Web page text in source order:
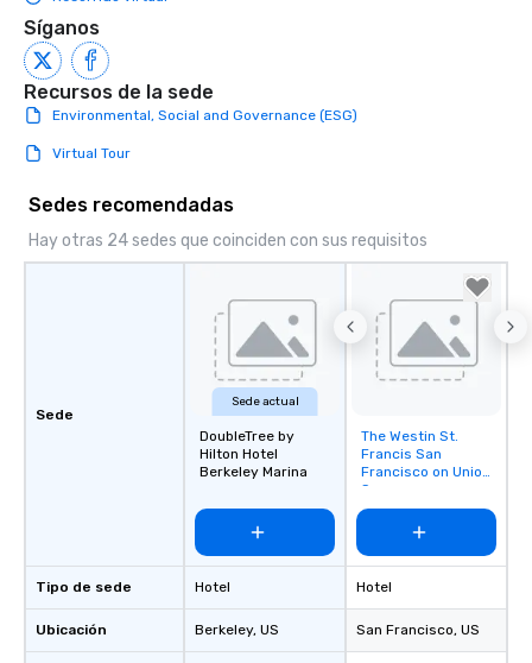
Síganos
Recursos de la sede
Environmental, Social and Governance (ESG)
Virtual Tour
Sedes recomendadas
Hay otras 24 sedes que coinciden con sus requisitos
Sede
Tipo de sede
Ubicación
Sede actual
DoubleTree by
Hilton Hotel
Berkeley Marina
Hotel
Berkeley, US
Removed from
favorites
The Westin St.
Francis San
Francisco on Union
Square
Hotel
San Francisco, US